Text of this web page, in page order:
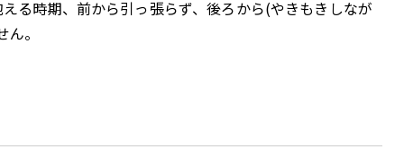
る時期、前から引っ張らず、後ろから(やきもきしなが
。